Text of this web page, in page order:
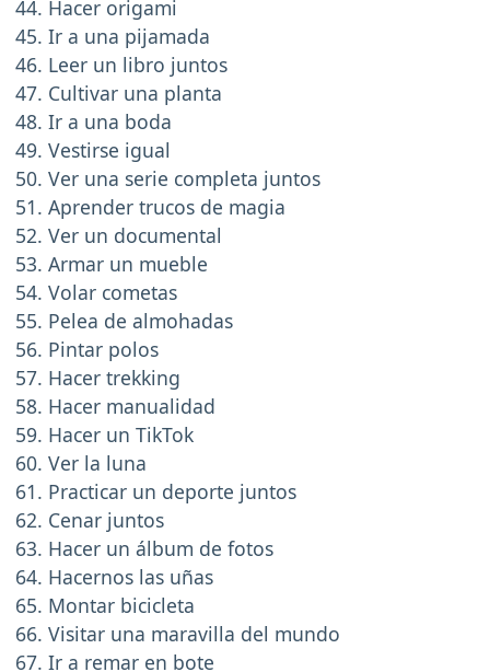
Hacer origami
Ir a una pijamada
Leer un libro juntos
Cultivar una planta
Ir a una boda
Vestirse igual
Ver una serie completa juntos
Aprender trucos de magia
Ver un documental
Armar un mueble
Volar cometas
Pelea de almohadas
Pintar polos
Hacer trekking
Hacer manualidad
Hacer un TikTok
Ver la luna
Practicar un deporte juntos
Cenar juntos
Hacer un álbum de fotos
Hacernos las uñas
Montar bicicleta
Visitar una maravilla del mundo
Ir a remar en bote